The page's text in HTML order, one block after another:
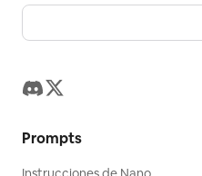
Valores sugeridos
unidades en mm,
de tamaño ±1 mm,
registro de
chino premium,
cinematográfica,
de tinta lavada y
suave, partículas
exactamente 10
guía punteadas y
（約300g）, 3) ピー
— 小さじ1, 7) しょう
Prompts